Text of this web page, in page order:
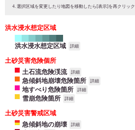
選択区域を変更したり地図を移動したら[表示]を再クリック
洪水浸水想定区域
洪水浸水想定区域 詳細
土砂災害危険個所
土石流危険渓流
詳細
急傾斜地崩壊危険箇所 詳細
地すべり危険箇所 詳細
雪崩危険箇所 詳細
土砂災害警戒区域
急傾斜地の崩壊
詳細